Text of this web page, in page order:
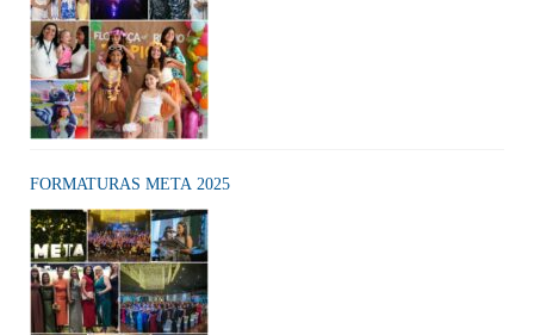
FORMATURAS META 2025